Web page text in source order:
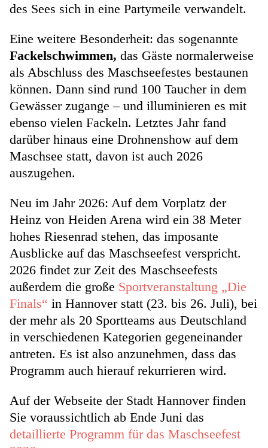
des Sees sich in eine Partymeile verwandelt.
Eine weitere Besonderheit: das sogenannte
Fackelschwimmen, das Gäste normalerweise
als Abschluss des Maschseefestes bestaunen
können. Dann sind rund 100 Taucher in dem
Gewässer zugange – und illuminieren es mit
ebenso vielen Fackeln. Letztes Jahr fand
darüber hinaus eine Drohnenshow auf dem
Maschsee statt, davon ist auch 2026
auszugehen.
Neu im Jahr 2026: Auf dem Vorplatz der
Heinz von Heiden Arena wird ein 38 Meter
hohes Riesenrad stehen, das imposante
Ausblicke auf das Maschseefest verspricht.
2026 findet zur Zeit des Maschseefests
außerdem die große Sportveranstaltung „Die
Finals“ in Hannover statt (23. bis 26. Juli), bei
der mehr als 20 Sportteams aus Deutschland
in verschiedenen Kategorien gegeneinander
antreten. Es ist also anzunehmen, dass das
Programm auch hierauf rekurrieren wird.
Auf der Webseite der Stadt Hannover finden
Sie voraussichtlich ab Ende Juni das
detaillierte Programm für das Maschseefest